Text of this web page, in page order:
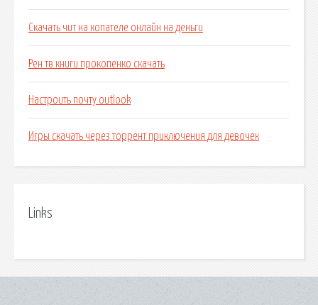
Скачать чит на копателе онлайн на деньги
Рен тв книги прокопенко скачать
Настроить почту outlook
Игры скачать через торрент приключения для девочек
Links